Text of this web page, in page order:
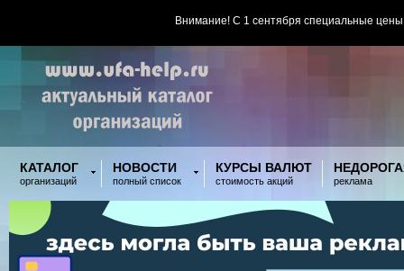
Внимание! С 1 сентября специальные
КАТАЛОГ
организаций
НОВОСТИ
полный список
КУРСЫ ВАЛЮТ
стоимость акций реклама